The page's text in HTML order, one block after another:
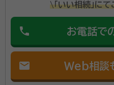
\「いい相続」に
phone お電話で
mail Web相談